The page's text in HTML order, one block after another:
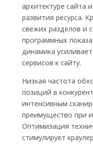
архитектуре сайта
развития ресурса.
свежих разделов и
программных
динамика
сервисов к сайту.
Низкая частота
позиций в
интенсивным
преимущество при
Оптимизация
стимулирует